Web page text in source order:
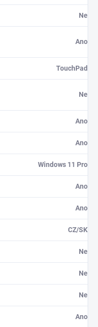
Ne
Ano
TouchPad
Ne
Ano
Ano
Windows 11 Pro
Ano
Ano
CZ/SK
Ne
Ne
Ne
Ano